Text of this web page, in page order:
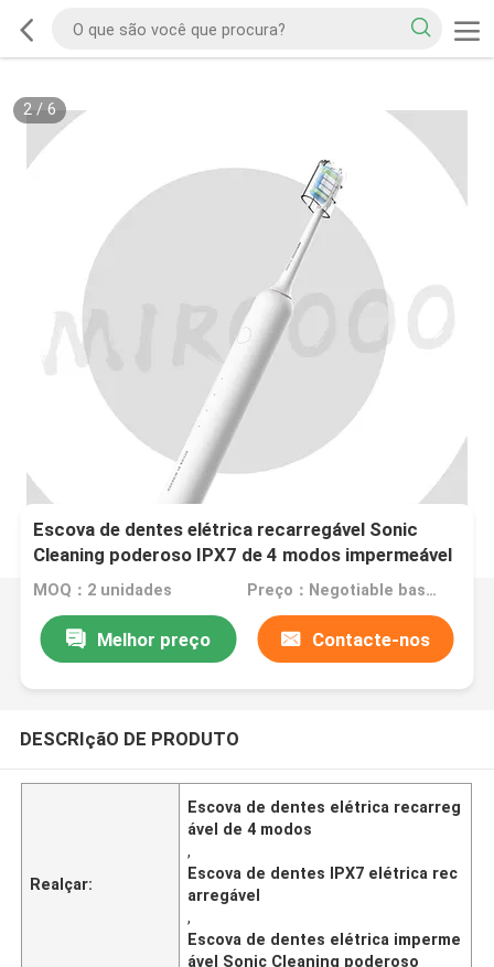
2/ 6
Escova de dentes elétrica recarregável Sonic
Cleaning poderoso IPX7 de 4 modos impermeável
MOQ：2 unidades Preço：Negotiable based on order lot quantity
Melhor preço Contacte-nos
DESCRIçãO DE PRODUTO
Realçar:
Escova de dentes elétrica recarreg
ável de 4 modos
,
Escova de dentes IPX7 elétrica rec
arregável
,
Escova de dentes elétrica imperme
ável Sonic Cleaning poderoso